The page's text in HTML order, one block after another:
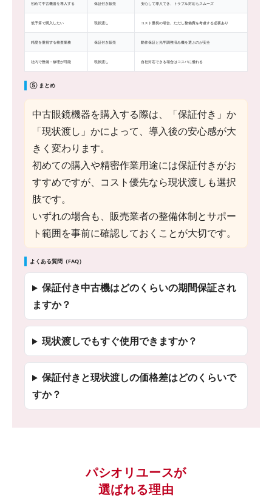
初めて中古機器を導入する 保証付き販売 安心して導入でき、トラブル対応もスムーズ
低予算で購入したい 現状渡し コスト重視の場合。ただし整備費を考慮する必要あり
精度を重視する検査業務 保証付き販売 動作保証と光学調整済み機を選ぶのが安全
社内で整備・修理が可能 現状渡し 自社対応できる場合はコスパに優れる
⑤ まとめ
中古眼鏡機器を購入する際は、「保証付き」か
「現状渡し」かによって、導入後の安心感が大
きく変わります。
初めての購入や精密作業用途には保証付きがお
すすめですが、コスト優先なら現状渡しも選択
肢です。
いずれの場合も、販売業者の整備体制とサポー
ト範囲を事前に確認しておくことが大切です。
よくある質問（FAQ）
保証付き中古機はどのくらいの期間保証され
ますか？
現状渡しでもすぐ使用できますか？
保証付きと現状渡しの価格差はどのくらいで
すか？
パシオリユースが
選ばれる理由